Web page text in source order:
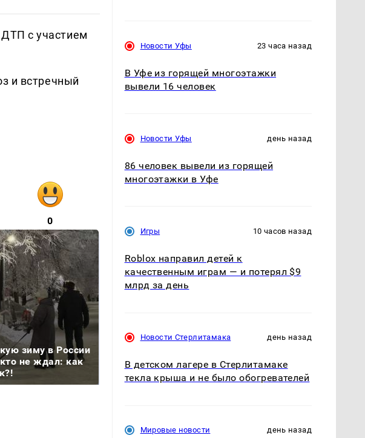
с участием
и встречный
0
зиму в России
не ждал: как
крушение вертолета на
были украдены 18
миллионов рублей
Новости Уфы 23 часа назад
В Уфе из горящей многоэтажки
вывели 16 человек
Новости Уфы день назад
86 человек вывели из горящей
многоэтажки в Уфе
Игры 10 часов назад
Roblox направил детей к
качественным играм — и потерял $9
млрд за день
Новости Стерлитамака день назад
В детском лагере в Стерлитамаке
текла крыша и не было обогревателей
Мировые новости день назад